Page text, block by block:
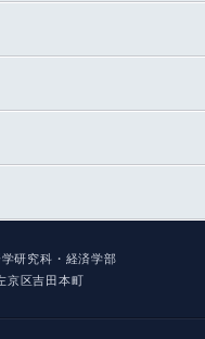
研究科・経済学部
京区吉田本町